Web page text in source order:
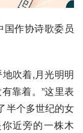
国作协诗歌委员
吹着,月光明明
靠着。”这里表
半个多世纪的女
近旁的一株木